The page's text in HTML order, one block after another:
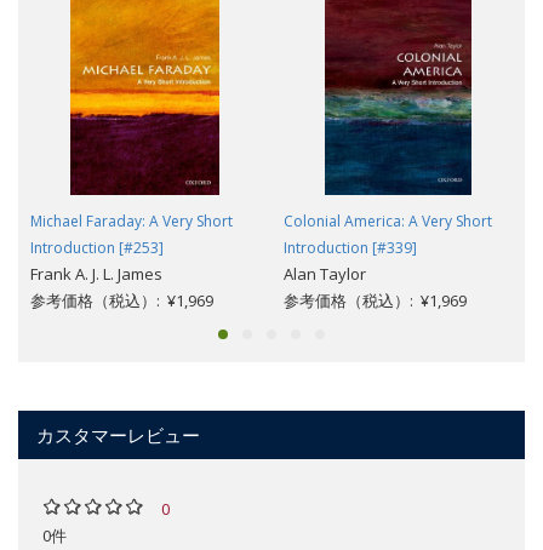
Michael Faraday: A Very Short
Introduction [#253]
Frank A. J. L. James
参考価格（税込）: ¥1,969
Colonial America: A Very Short
Introduction [#339]
Alan Taylor
参考価格（税込）: ¥1,969
カスタマーレビュー
0
0件